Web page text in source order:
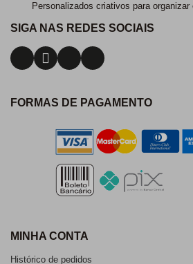
Personalizados criativos para
SIGA NAS REDES SOCIAIS
FORMAS DE PAGAMENTO
MINHA CONTA
Histórico de pedidos